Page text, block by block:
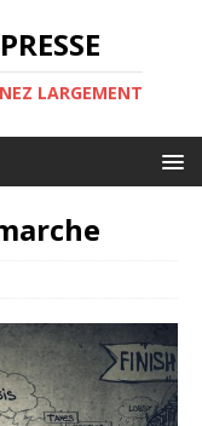
LARGEMENT